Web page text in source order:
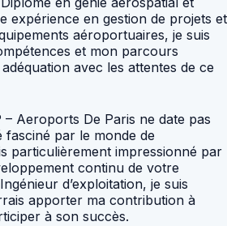
expérience en gestion de projets et
aéroportuaires, je suis
et mon parcours
avec les attentes de ce
Aeroports De Paris ne date pas
fasciné par le monde de
particulièrement impressionné par
continu de votre
d’exploitation, je suis
apporter ma contribution à
à son succès.